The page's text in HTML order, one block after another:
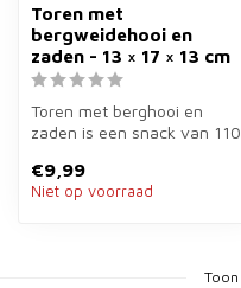
Toren met
bergweidehooi en
zaden - 13 × 17 × 13 cm
Toren met berghooi en
zaden is een snack van 110
gevuld met ...
€9,99
Niet op voorraad
Toon